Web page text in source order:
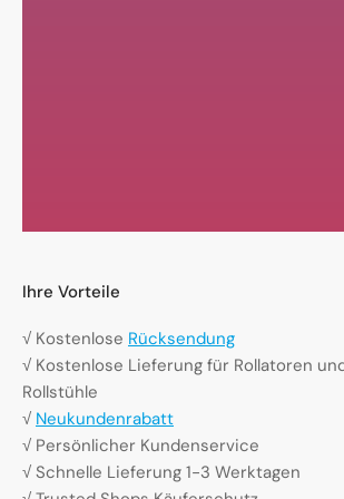
Ihre Vorteile
√ Kostenlose Rücksendung
√ Kostenlose Lieferung für Rollatoren
Rollstühle
√ Neukundenrabatt
√ Persönlicher Kundenservice
√ Schnelle Lieferung 1-3 Werktagen